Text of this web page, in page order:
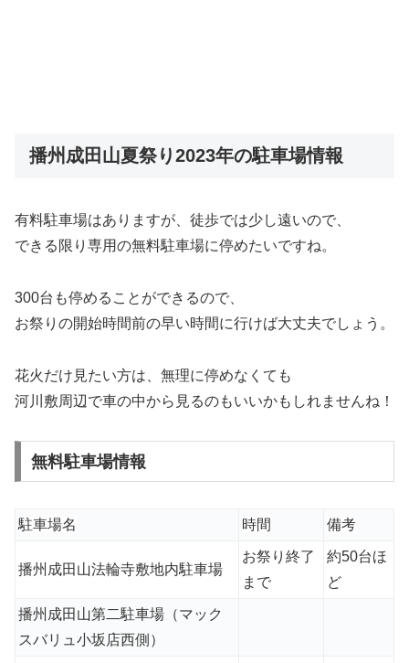
播州成田山夏祭り2023年の駐車場情報
有料駐車場はありますが、徒歩では少し遠いので、
できる限り専用の無料駐車場に停めたいですね。
300台も停めることができるので、
お祭りの開始時間前の早い時間に行けば大丈夫でしょう。
花火だけ見たい方は、無理に停めなくても
河川敷周辺で車の中から見るのもいいかもしれませんね！
無料駐車場情報
駐車場名 時間 備考
播州成田山法輪寺敷地内駐車場
お祭り終了
まで
約50台ほ
ど
播州成田山第二駐車場（マック
スバリュ小坂店西側）